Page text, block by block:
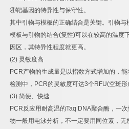
④靶基因的特异性与保守性。
其中引物与模板的正确结合是关键。引物
模板与引物的结合(复性)可以在较高的温度
因区，其特异性程度就更高。
(2) 灵敏度高
PCR产物的生成量是以指数方式增加的，能
检测中， PCR的灵敏度可达3个 RFU(空斑形
(3) 简便、快速
PCR反应用耐高温的Taq DNA聚合酶，一
物一般用电泳分析，不一定要用同位素，无